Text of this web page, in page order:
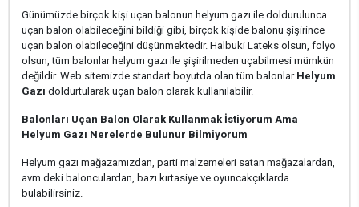
Günümüzde birçok kişi uçan balonun helyum gazı ile doldurulunca
uçan balon olabileceğini bildiği gibi, birçok kişide balonu şişirince
uçan balon olabileceğini düşünmektedir. Halbuki Lateks olsun, folyo
olsun, tüm balonlar helyum gazı ile şişirilmeden uçabilmesi mümkün
değildir. Web sitemizde standart boyutda olan tüm balonlar Helyum
Gazı doldurtularak uçan balon olarak kullanılabilir.
Balonları Uçan Balon Olarak Kullanmak İstiyorum Ama
Helyum Gazı Nerelerde Bulunur Bilmiyorum
Helyum gazı mağazamızdan, parti malzemeleri satan mağazalardan,
avm deki balonculardan, bazı kırtasiye ve oyuncakçıklarda
bulabilirsiniz.